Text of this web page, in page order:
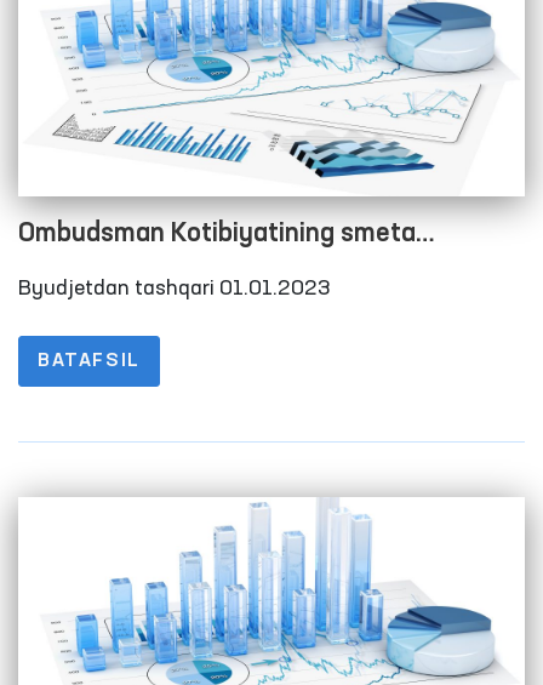
Ombudsman Kotibiyatining smeta
xarajatlarini bajarilishi to‘g‘risida Hisobot
Byudjetdan tashqari 01.01.2023
BATAFSIL